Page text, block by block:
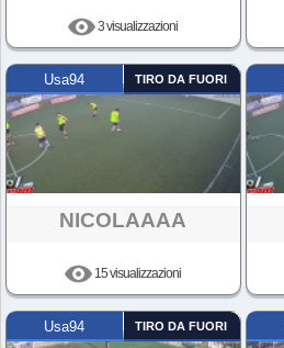
3 visualizzazioni
Usa94 TIRO DA FUORI
NICOLAAAA
15 visualizzazioni
Usa94 TIRO DA FUORI